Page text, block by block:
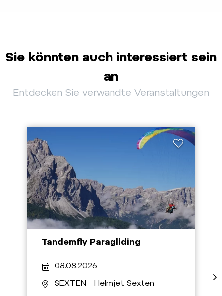
Sie könnten auch interessiert sein
an
Entdecken Sie verwandte Veranstaltungen
Tandemfly Paragliding
08.08.2026
SEXTEN - Helmjet Sexten